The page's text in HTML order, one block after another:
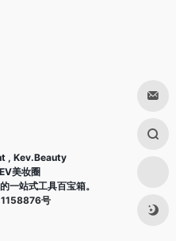
, Kev.Beauty
美妆圈
一站式工具百宝箱。
号